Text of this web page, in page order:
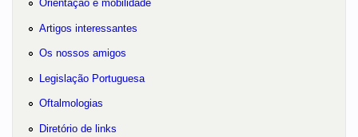
Orientação e mobilidade
Artigos interessantes
Os nossos amigos
Legislação Portuguesa
Oftalmologias
Diretório de links